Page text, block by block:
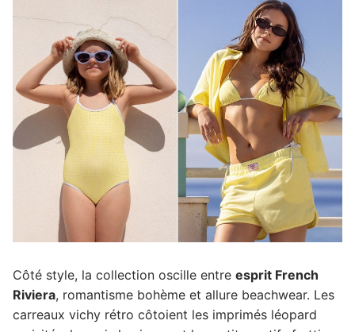
Côté style, la collection oscille entre esprit French
Riviera, romantisme bohème et allure beachwear. Les
carreaux vichy rétro côtoient les imprimés léopard